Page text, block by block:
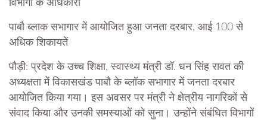
विभागों के अधिकारी
पाबौ ब्लाक सभागार में आयोजित हुआ जनता दरबार, आई 100 से
अधिक शिकायतें
पौड़ी: प्रदेश के उच्च शिक्षा, स्वास्थ्य मंत्री डॉ. धन सिंह रावत की
अध्यक्षता में विकासखंड पाबौ के ब्लॉक सभागार में जनता दरबार
आयोजित किया गया। इस अवसर पर मंत्री ने क्षेत्रीय नागरिकों से
संवाद किया और उनकी समस्याओं को सुना। उन्होंने संबंधित विभागों